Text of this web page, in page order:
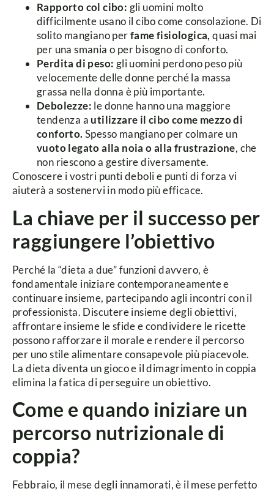
Rapporto col cibo: gli uomini molto
difficilmente usano il cibo come consolazione. Di
solito mangiano perfame fisiologica,quasi mai
per una smania o per bisogno di conforto.
Perdita di peso: gli uomini perdono peso più
velocemente delle donne perché la massa
grassa nella donna è più importante.
Debolezze: le donne hanno una maggiore
tendenza a utilizzare il cibo come mezzo di
conforto.Spesso mangiano per colmare un
vuoto legato alla noia o alla frustrazione, che
non riescono a gestire diversamente.
Conoscere i vostri punti deboli e punti di forza vi
aiuterà a sostenervi in modo più efficace.
La chiave per il successo per
raggiungere l’obiettivo
Perché la “dieta a due” funzioni davvero, è
fondamentale iniziare contemporaneamente e
continuare insieme, partecipando agli incontri con il
professionista. Discutere insieme degli obiettivi,
affrontare insieme le sfide e condividere le ricette
possono rafforzare il morale e rendere il percorso
per uno stile alimentare consapevole più piacevole.
La dieta diventa un gioco e il dimagrimento in coppia
elimina la fatica di perseguire un obiettivo.
Come e quando iniziare un
percorso nutrizionale di
coppia?
Febbraio, il mese degli innamorati, è il mese perfetto